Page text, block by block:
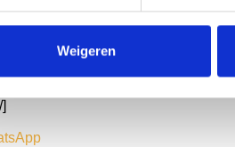
Weigeren
•
T/M O7 IN DE MAAND MEI